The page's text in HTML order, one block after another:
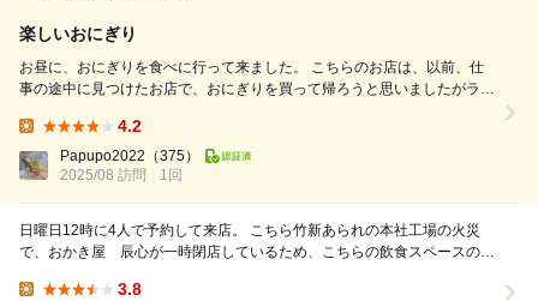
楽しいおにぎり
お昼に、おにぎりを食べに行って来ました。 こちらのお店は、以前、仕
事の途中に見つけたお店で、おにぎりを買って帰ろうと思いましたがラン
て麺にこだわった食事を、 米菓で培ったデータ をフルに活用して提供
し、本当に美味しい日本の食...
4.2
Papupo2022 （375）
2025/08 訪問
1回
日曜日12時に4人で予約して来店。 こちら竹新あられの本社工場の火災
で、おかき屋 辰心が一時閉店しているため、こちらの飲食スペースの一
3.8